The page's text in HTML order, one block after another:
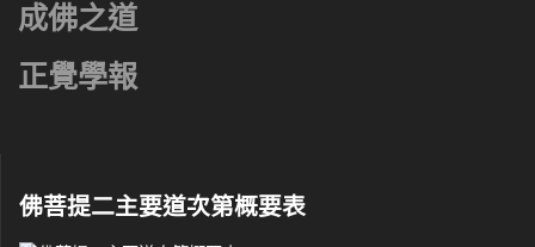
成佛之道
正覺學報
佛菩提二主要道次第概要表